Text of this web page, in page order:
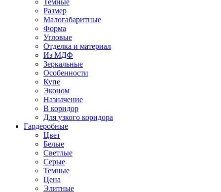
Темные
Размер
Малогабаритные
Форма
Угловые
Отделка и материал
Из МДФ
Зеркальные
Особенности
Купе
Эконом
Назначение
В коридор
Для узкого коридора
Гардеробные
Цвет
Белые
Светлые
Серые
Темные
Цена
Элитные